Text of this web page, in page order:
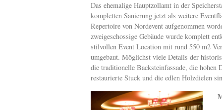
Das ehemalige Hauptzollamt in der
kompletten Sanierung jetzt als weitere
Repertoire von Nordevent aufgenommen
zweigeschossige Gebäude wurde komplett
stilvollen Event Location mit rund 550 m2
umgebaut. Möglichst viele Details der
die traditionelle Backsteinfassade, die hohen
restaurierte Stuck und die edlen Holzdielen